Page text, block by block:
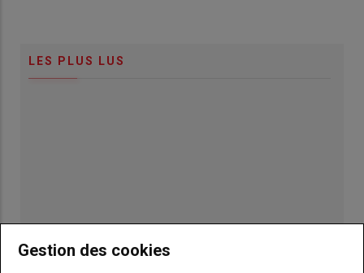
LES PLUS LUS
Gestion des cookies